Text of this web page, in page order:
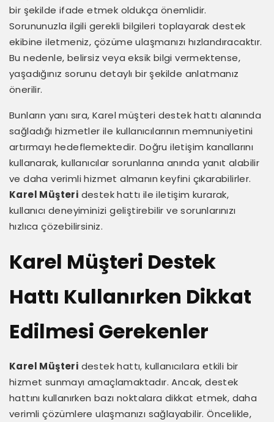
bir şekilde ifade etmek oldukça önemlidir.
Sorununuzla ilgili gerekli bilgileri toplayarak destek
ekibine iletmeniz, çözüme ulaşmanızı hızlandıracaktır.
Bu nedenle, belirsiz veya eksik bilgi vermektense,
yaşadığınız sorunu detaylı bir şekilde anlatmanız
önerilir.
Bunların yanı sıra, Karel müşteri destek hattı alanında
sağladığı hizmetler ile kullanıcılarının memnuniyetini
artırmayı hedeflemektedir. Doğru iletişim kanallarını
kullanarak, kullanıcılar sorunlarına anında yanıt alabilir
ve daha verimli hizmet almanın keyfini çıkarabilirler.
Karel Müşteri destek hattı ile iletişim kurarak,
kullanıcı deneyiminizi geliştirebilir ve sorunlarınızı
hızlıca çözebilirsiniz.
Karel Müşteri Destek
Hattı Kullanırken Dikkat
Edilmesi Gerekenler
Karel Müşteri destek hattı, kullanıcılara etkili bir
hizmet sunmayı amaçlamaktadır. Ancak, destek
hattını kullanırken bazı noktalara dikkat etmek, daha
verimli çözümlere ulaşmanızı sağlayabilir. Öncelikle,